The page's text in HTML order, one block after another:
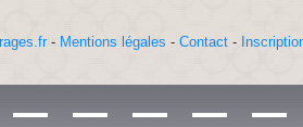
- Mentions légales - Contact -